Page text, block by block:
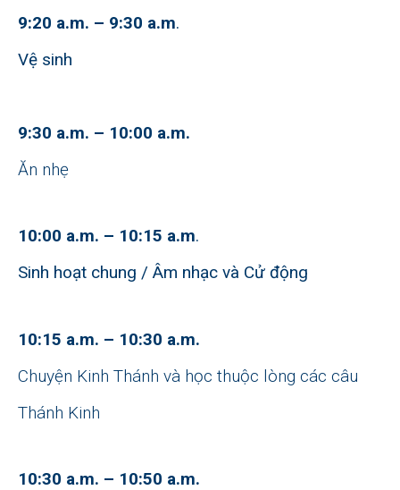
9:20 a.m. – 9:30 a.m.
Vệ sinh
9:30 a.m. – 10:00 a.m.
Ăn nhẹ
10:00 a.m. – 10:15 a.m.
Sinh hoạt chung / Âm nhạc và Cử động
10:15 a.m. – 10:30 a.m.
Chuyện Kinh Thánh và học thuộc lòng các câu
Thánh Kinh
10:30 a.m. – 10:50 a.m.